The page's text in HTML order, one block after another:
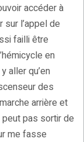
accéder à
sur l’appel de
failli être
en
aller qu’en
des
arrière et
pas sortir de
me fasse